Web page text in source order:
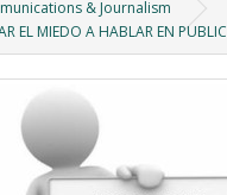
& Journalism
EL MIEDO A HABLAR EN PUBLIC